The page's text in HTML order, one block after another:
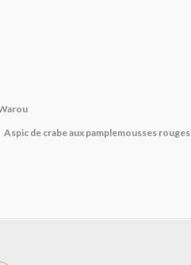
Aspic de crabe aux pamplemousses rouges